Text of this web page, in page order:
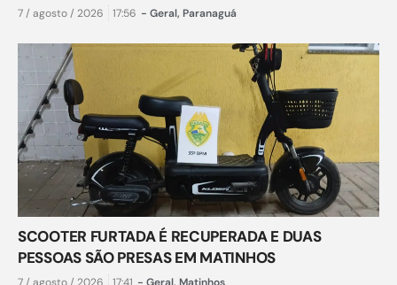
7 / agosto / 2026 17:56 - Geral, Paranaguá
SCOOTER FURTADA É RECUPERADA E DUAS
PESSOAS SÃO PRESAS EM MATINHOS